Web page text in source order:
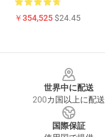
￥354,525$24.45
世界中に配送
200カ国以上に配送
国際保証